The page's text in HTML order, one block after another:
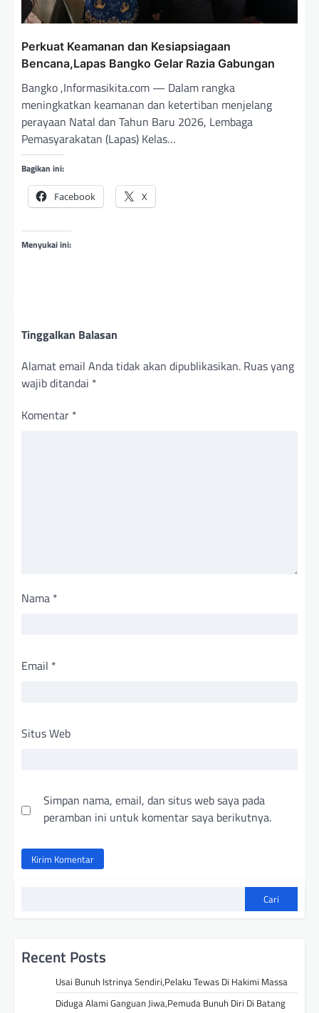
Perkuat Keamanan dan Kesiapsiagaan
Bencana,Lapas Bangko Gelar Razia Gabungan
Bangko ,Informasikita.com — Dalam rangka
meningkatkan keamanan dan ketertiban menjelang
perayaan Natal dan Tahun Baru 2026, Lembaga
Pemasyarakatan (Lapas) Kelas…
Bagikan ini:
Facebook X
Menyukai ini:
Tinggalkan Balasan
Alamat email Anda tidak akan dipublikasikan. Ruas yang
wajib ditandai *
Komentar *
Nama *
Email *
Situs Web
Simpan nama, email, dan situs web saya pada
peramban ini untuk komentar saya berikutnya.
Cari
Recent Posts
Usai Bunuh Istrinya Sendiri,Pelaku Tewas Di Hakimi Massa
Diduga Alami Ganguan Jiwa,Pemuda Bunuh Diri Di Batang